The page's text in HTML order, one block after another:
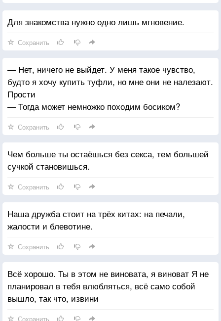
Для знакомства нужно одно лишь мгновение.
Сохранить
— Нет, ничего не выйдет. У меня такое чувство,
будто я хочу купить туфли, но мне они не налезают.
Прости
— Тогда может немножко походим босиком?
Сохранить
Чем больше ты остаёшься без секса, тем большей
сучкой становишься.
Сохранить
Наша дружба стоит на трёх китах: на печали,
жалости и блевотине.
Сохранить
Всё хорошо. Ты в этом не виновата, я виноват Я не
планировал в тебя влюбляться, всё само собой
вышло, так что, извини
Сохранить